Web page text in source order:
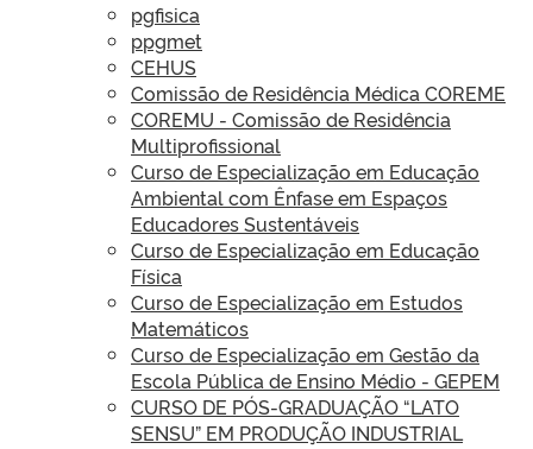
TELEFONES
pgfisica
ppgmet
CEHUS
Comissão de Residência Médica COREME
COREMU - Comissão de Residência
Multiprofissional
Curso de Especialização em Educação
Ambiental com Ênfase em Espaços
Educadores Sustentáveis
Curso de Especialização em Educação
Física
Curso de Especialização em Estudos
Matemáticos
Curso de Especialização em Gestão da
Escola Pública de Ensino Médio - GEPEM
CURSO DE PÓS-GRADUAÇÃO “LATO
SENSU” EM PRODUÇÃO INDUSTRIAL